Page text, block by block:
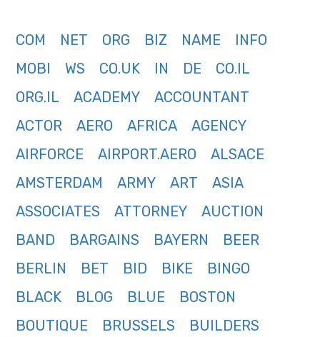
COM NET ORG BIZ NAME
INFO
MOBI
WS CO.UK IN DE
CO.IL
ORG.IL
ACADEMY
ACCOUNTANT
ACTOR
AERO AFRICA
AGENCY
AIRFORCE
AIRPORT.AERO
ALSACE
AMSTERDAM
ARMY ART
ASIA
ASSOCIATES
ATTORNEY
AUCTION
BAND
BARGAINS BAYERN
BEER
BERLIN
BET BID BIKE
BINGO
BLACK
BLOG BLUE
BOSTON
BOUTIQUE
BRUSSELS
BUILDERS